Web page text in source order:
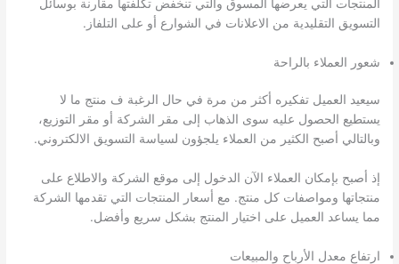
المنتجات التي يعرضها المسوق والتي تنخفض تكلفتها مقارنة بوسائل
التسويق التقليدية من الاعلانات في الشوارع أو على التلفاز.
شعور العملاء بالراحة
سيعيد العميل تفكيره أكثر من مرة في حال الرغبة ف منتج ما لا
يستطيع الحصول عليه سوى الذهاب إلى مقر الشركة أو مقر التوزيع،
وبالتالي أصبح الكثير من العملاء يلجؤون لسياسة التسويق الالكتروني.
إذ أصبح بإمكان العملاء الآن الدخول إلى موقع الشركة والاطلاع على
منتجاتها ومواصفات كل منتج. مع أسعار المنتجات التي تقدمها الشركة
مما يساعد العميل على اختيار المنتج بشكل سريع وأفضل.
ارتفاع معدل الأرباح والمبيعات